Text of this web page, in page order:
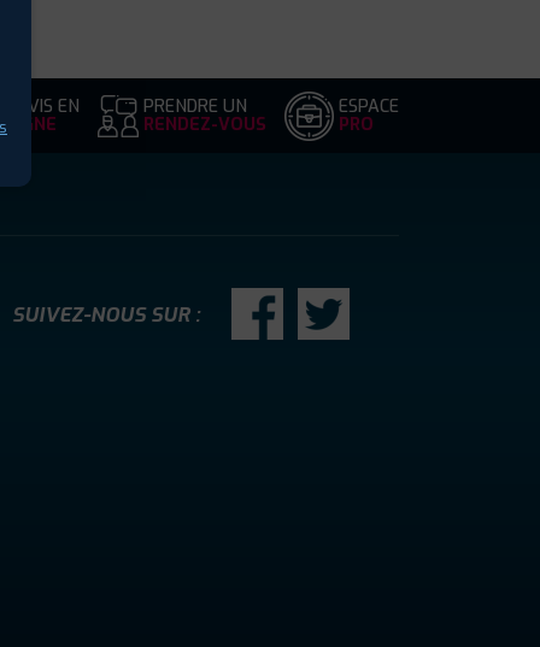
DEVIS EN
LIGNE
PRENDRE UN
RENDEZ-VOUS
ESPACE
PRO
SUIVEZ-NOUS SUR :